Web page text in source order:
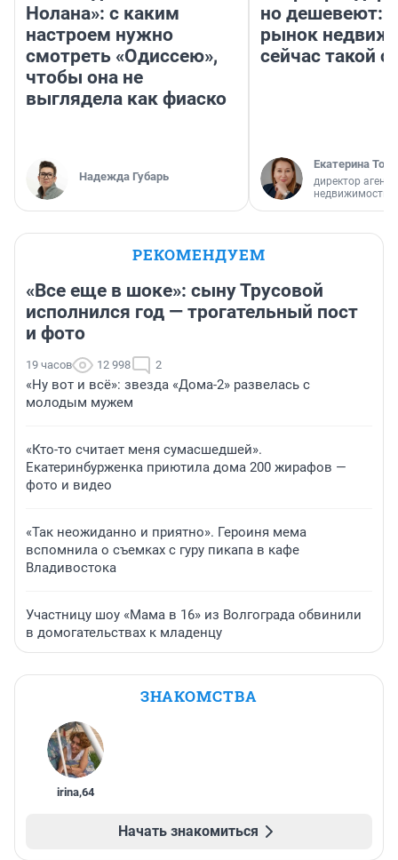
Нолана»: с каким
настроем нужно
смотреть «Одиссею»,
чтобы она не
выглядела как фиаско
Надежда Губарь
но дешевеют:
рынок
сейчас такой
Екатерина
директор
недвижимости
РЕКОМЕНДУЕМ
«Все еще в шоке»: сыну Трусовой
исполнился год — трогательный пост
и фото
19 часов 12 998 2
«Ну вот и всё»: звезда «Дома-2» развелась с
молодым мужем
«Кто-то считает меня сумасшедшей».
Екатеринбурженка приютила дома 200 жирафов —
фото и видео
«Так неожиданно и приятно». Героиня мема
вспомнила о съемках с гуру пикапа в кафе
Владивостока
Участницу шоу «Мама в 16» из Волгограда обвинили
в домогательствах к младенцу
ЗНАКОМСТВА
irina,64
Начать знакомиться